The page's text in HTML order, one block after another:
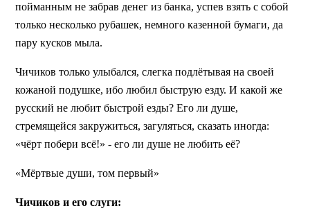
пойманным не забрав денег из банка, успев взять с собой
только несколько рубашек, немного казенной бумаги, да
пару кусков мыла.
Чичиков только улыбался, слегка подлётывая на своей
кожаной подушке, ибо любил быструю езду. И какой же
русский не любит быстрой езды? Его ли душе,
стремящейся закружиться, загуляться, сказать иногда:
«чёрт побери всё!» - его ли душе не любить её?
«Мёртвые души, том первый»
Чичиков и его слуги: